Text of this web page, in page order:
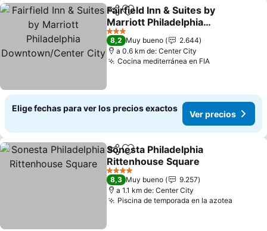
CompartirAgregar a favoritos
Fairfield Inn & Suites by
Marriott Philadelphia
Downtown/Center City
Ver precios
3 Estrellas
8,2 Muy bueno
2.644
a 0.6 km de: Center City
Cocina mediterránea en FIAVer precios
Elige fechas para ver los precios exactos
Ver precios
CompartirAgregar a favoritos
Sonesta Philadelphia
Rittenhouse Square
Ver precios
4 Estrellas
8,3 Muy bueno
9.257
a 1.1 km de: Center City
Piscina de temporada en la azotea